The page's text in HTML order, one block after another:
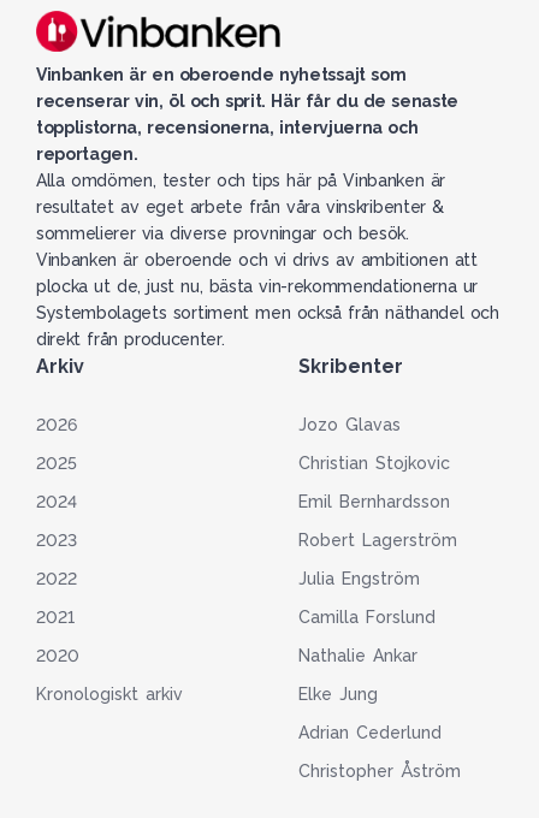
Vinbanken är en oberoende nyhetssajt som
recenserar vin, öl och sprit. Här får du de senaste
topplistorna, recensionerna, intervjuerna och
reportagen.
Alla omdömen, tester och tips här på Vinbanken är
resultatet av eget arbete från våra vinskribenter &
sommelierer via diverse provningar och besök.
Vinbanken är oberoende och vi drivs av ambitionen att
plocka ut de, just nu, bästa vin-rekommendationerna ur
Systembolagets sortiment men också från näthandel och
direkt från producenter.
Arkiv
2026
2025
2024
2023
2022
2021
2020
Kronologiskt arkiv
Skribenter
Jozo Glavas
Christian Stojkovic
Emil Bernhardsson
Robert Lagerström
Julia Engström
Camilla Forslund
Nathalie Ankar
Elke Jung
Adrian Cederlund
Christopher Åström